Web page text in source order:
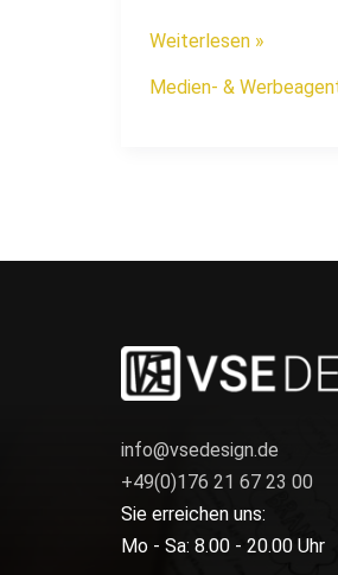
Weiterlesen »
Medien- &
info@vsedesign.de
+49(0)176 21 67 23 00
Sie erreichen uns:
Mo - Sa: 8.00 - 20.00 Uhr